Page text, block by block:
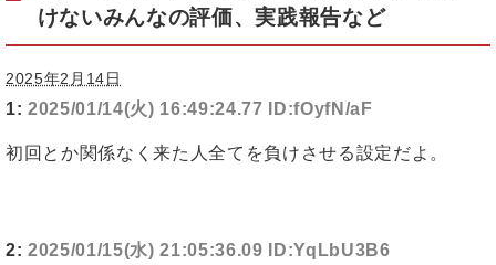
けないみんなの評価、実践報告など
2025年2月14日
1: 2025/01/14(火) 16:49:24.77 ID:fOyfN/aF
初回とか関係なく来た人全てを負けさせる設定だよ。
2: 2025/01/15(水) 21:05:36.09 ID:YqLbU3B6